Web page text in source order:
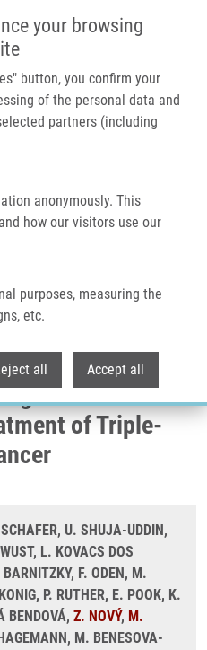
your browsing
button, you confirm your
of the personal data and
partners (including
anonymously. This
how our visitors use our
purposes, measuring the
etc.
all Accept all
Ligands As Promising Tools For
Breast Cancer
KISS1R
Tools for
of Triple-
U. SHUJA-UDDIN,
L. KOVACS DOS
F. ODEN, M.
P. RUTHER, E. POOK, K.
BENDOVÁ, Z. NOVÝ, M.
M. BENESOVA-